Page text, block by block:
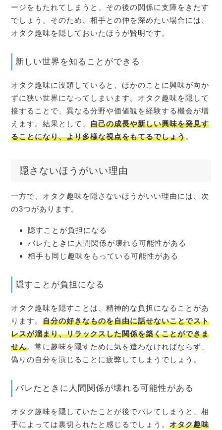
ージをもたれてしまうと、その後の関係に支障をきたす
でしょう。そのため、相手との仲を深めたい場合には、
オタク趣味を隠しておいたほうが賢明です。
新しい世界を知ることができる
オタク趣味に没頭していると、ほかのことに興味が向か
ずに狭い世界になってしまいます。オタク趣味を隠して
接することで、異なる分野や価値観を経験する機会が増
えます。結果として、自己の成長や新しい興味を発見す
ることになり、より多様な視点をもてるでしょう。
隠さないほうがいい理由
一方で、オタク趣味を隠さないほうがいい理由には、次
の3つがあります。
隠すことが負担になる
バレたときに人間関係が壊れる可能性がある
相手も同じ趣味をもっている可能性がある
隠すことが負担になる
オタク趣味を隠すことは、精神的な負担になることがあ
ります。自分の好きなものを自由に話せないことでスト
レスが溜まり、リラックスした関係を築くことができま
せん。常に趣味を隠すために気を遣わなければならず、
偽りの自分を演じることに疲弊してしまうでしょう。
バレたときに人間関係が壊れる可能性がある
オタク趣味を隠していたことが後でバレてしまうと、相
手によっては裏切られたと感じるでしょう。オタク趣味